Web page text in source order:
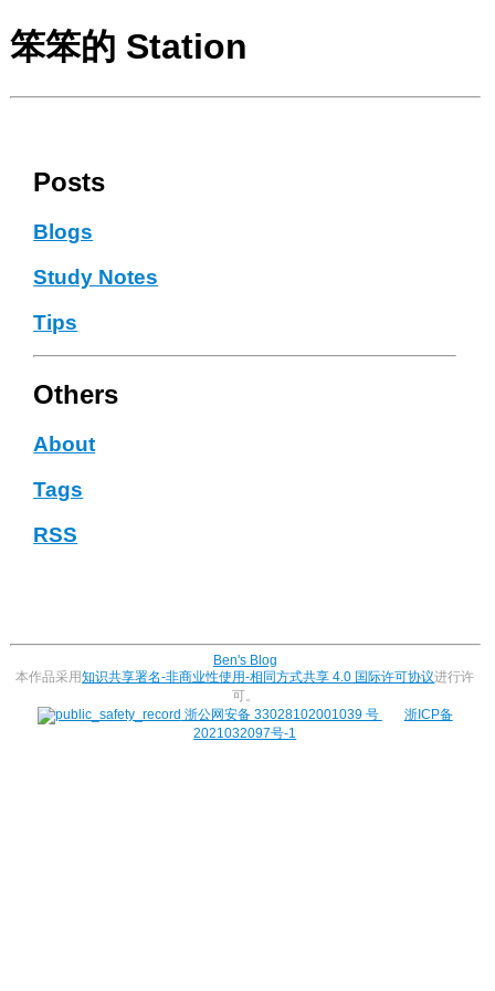
笨笨的 Station
Posts
Blogs
Study Notes
Tips
Others
About
Tags
RSS
Ben's Blog
本作品采用知识共享署名-非商业性使用-相同方式共享 4.0 国际许可协议进行许
可。
浙公网安备 33028102001039 号
浙ICP备
2021032097号-1